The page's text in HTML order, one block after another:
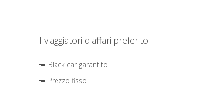
I viaggiatori d'affari preferito
Black car garantito
Prezzo fisso